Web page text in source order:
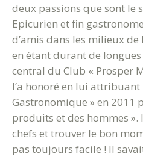
deux passions que sont le
Epicurien et fin
d’amis dans les milieux
en étant durant de
central du Club « Prosper
l’a honoré en lui
Gastronomique » en 2011
produits et des hommes ».
chefs et trouver le bon
pas toujours facile ! Il